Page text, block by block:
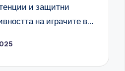
и защитни
на играчите в…